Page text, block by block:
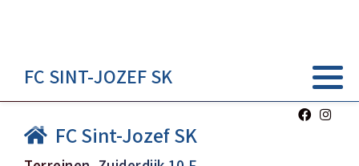
FC SINT-JOZEF SK
FC Sint-Jozef SK